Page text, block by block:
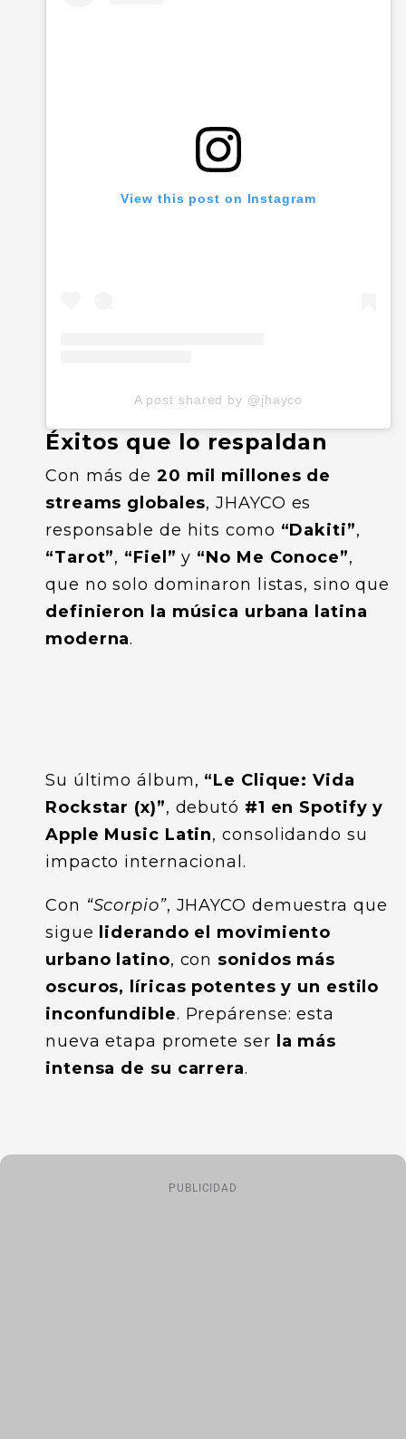
View this post on Instagram
A post shared by @jhayco
Éxitos que lo respaldan
Con más de 20 mil millones de
streams globales, JHAYCO es
responsable de hits como “Dakiti”,
“Tarot”, “Fiel” y “No Me Conoce”,
que no solo dominaron listas, sino que
definieron la música urbana latina
moderna.
Su último álbum, “Le Clique: Vida
Rockstar (x)”, debutó #1 en Spotify y
Apple Music Latin, consolidando su
impacto internacional.
Con “Scorpio”, JHAYCO demuestra que
sigue liderando el movimiento
urbano latino, con sonidos más
oscuros, líricas potentes y un estilo
inconfundible. Prepárense: esta
nueva etapa promete ser la más
intensa de su carrera.
PUBLICIDAD